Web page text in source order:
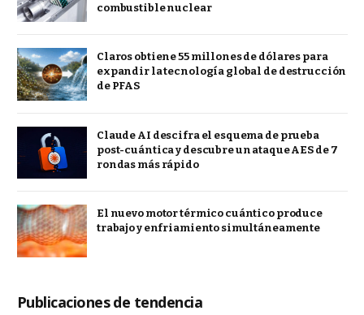
combustible nuclear
Claros obtiene 55 millones de dólares para
expandir la tecnología global de destrucción
de PFAS
Claude AI descifra el esquema de prueba
post-cuántica y descubre un ataque AES de 7
rondas más rápido
El nuevo motor térmico cuántico produce
trabajo y enfriamiento simultáneamente
Publicaciones de tendencia